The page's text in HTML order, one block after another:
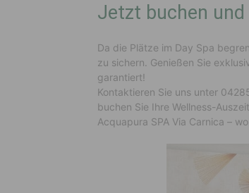
Jetzt buchen
Da die Plätze im Day Spa
zu sichern. Genießen Sie
garantiert!
Kontaktieren Sie uns unter
buchen Sie Ihre Wellness-
Acquapura SPA Via Carnica –